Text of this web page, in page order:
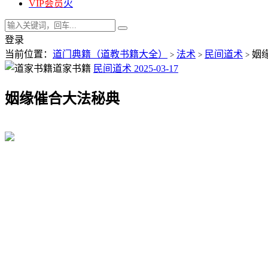
VIP会员火
登录
当前位置： 道门典籍（道教书籍大全） > 法术 > 民间道术 > 姻
道家书籍 民间道术 2025-03-17
姻缘催合大法秘典